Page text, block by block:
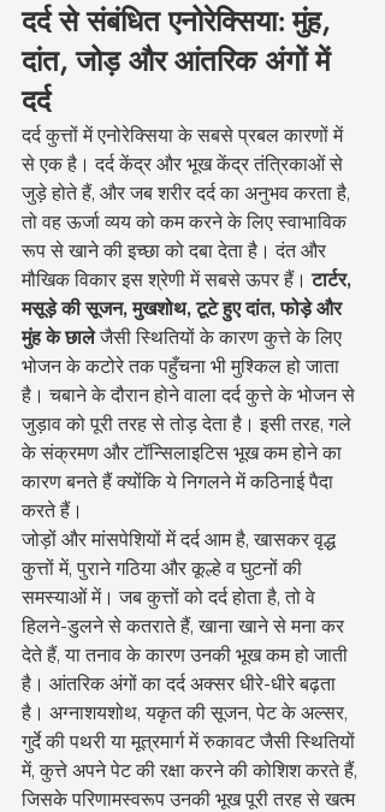
दर्द से संबंधित एनोरेक्सिया: मुंह,
दांत, जोड़ और आंतरिक अंगों में
दर्द
दर्द कुत्तों में एनोरेक्सिया के सबसे प्रबल कारणों में
से एक है। दर्द केंद्र और भूख केंद्र तंत्रिकाओं से
जुड़े होते हैं, और जब शरीर दर्द का अनुभव करता है,
तो वह ऊर्जा व्यय को कम करने के लिए स्वाभाविक
रूप से खाने की इच्छा को दबा देता है। दंत और
मौखिक विकार इस श्रेणी में सबसे ऊपर हैं। टार्टर,
मसूड़े की सूजन, मुखशोथ, टूटे हुए दांत, फोड़े और
मुंह के छाले जैसी स्थितियों के कारण कुत्ते के लिए
भोजन के कटोरे तक पहुँचना भी मुश्किल हो जाता
है। चबाने के दौरान होने वाला दर्द कुत्ते के भोजन से
जुड़ाव को पूरी तरह से तोड़ देता है। इसी तरह, गले
के संक्रमण और टॉन्सिलाइटिस भूख कम होने का
कारण बनते हैं क्योंकि ये निगलने में कठिनाई पैदा
करते हैं।
जोड़ों और मांसपेशियों में दर्द आम है, खासकर वृद्ध
कुत्तों में, पुराने गठिया और कूल्हे व घुटनों की
समस्याओं में। जब कुत्तों को दर्द होता है, तो वे
हिलने-डुलने से कतराते हैं, खाना खाने से मना कर
देते हैं, या तनाव के कारण उनकी भूख कम हो जाती
है। आंतरिक अंगों का दर्द अक्सर धीरे-धीरे बढ़ता
है। अग्नाशयशोथ, यकृत की सूजन, पेट के अल्सर,
गुर्दे की पथरी या मूत्रमार्ग में रुकावट जैसी स्थितियों
में, कुत्ते अपने पेट की रक्षा करने की कोशिश करते हैं,
जिसके परिणामस्वरूप उनकी भूख पूरी तरह से खत्म